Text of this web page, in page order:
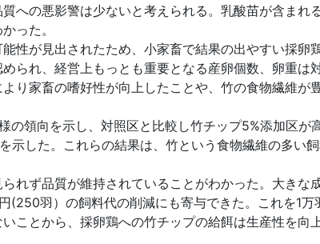
への悪影警は少ないと考えられる。乳酸苗が含まれ
った。
性が見出されたため、小家畜で結果の出やすい採卵
られ、経営上もっとも重要となる産卵個数、卵重は
り家畜の嗜好性が向上したことや、竹の食物繊維が
領向を示し、対照区と比較し竹チップ5%添加区が
した。これらの結果は、竹という食物繊維の多い
れず品質が維持されていることがわかった。大きな
羽）の飼料代の削減にも寄与できた。これを1
ことから、採卵鶏への竹チップの給餌は生産性を向